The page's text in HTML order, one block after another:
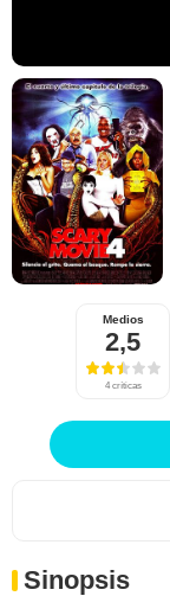
Medios
2,5
4 críticas
Sinopsis